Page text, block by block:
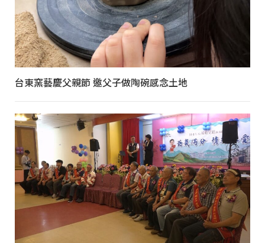
台東窯藝慶父親節 邀父子做陶碗感念土地